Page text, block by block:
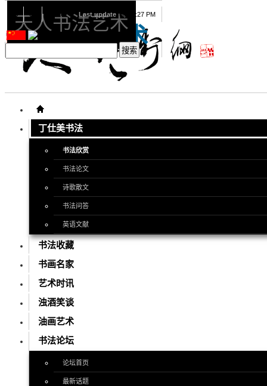
天人书法艺术
丁仕美书法
书法欣赏
书法论文
诗歌散文
书法问答
英语文献
书法收藏
书画名家
艺术时讯
浊酒笑谈
油画艺术
书法论坛
论坛首页
最新话题
08 08 2026 Last update 08:15:27 PM
天人书法艺术